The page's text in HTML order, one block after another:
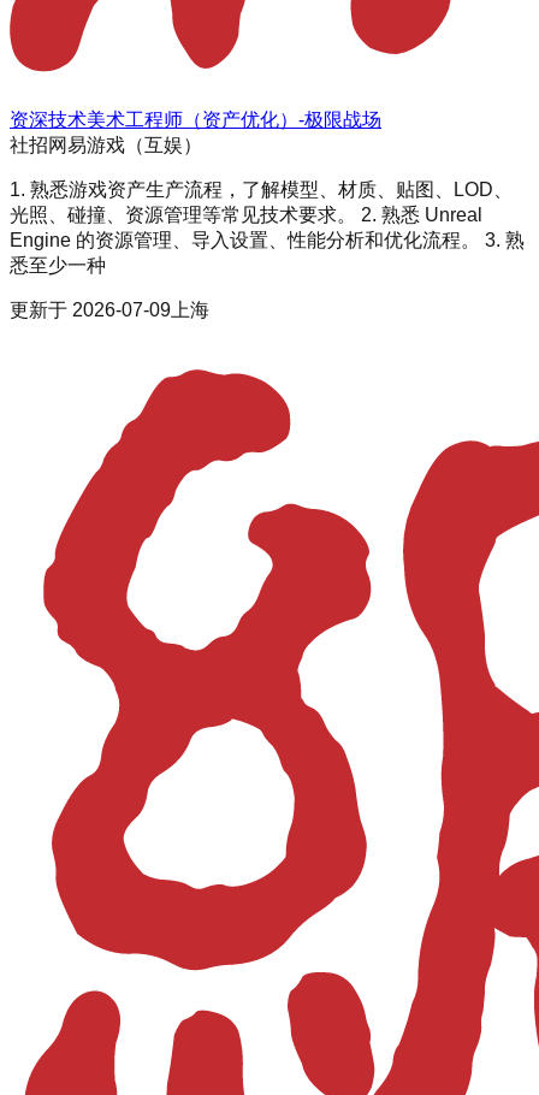
资深技术美术工程师（资产优化）-极限战场
社招网易游戏（互娱）
1. 熟悉游戏资产生产流程，了解模型、材质、贴图、LOD、
光照、碰撞、资源管理等常见技术要求。 2. 熟悉 Unreal
Engine 的资源管理、导入设置、性能分析和优化流程。 3. 熟
悉至少一种
更新于 2026-07-09 上海